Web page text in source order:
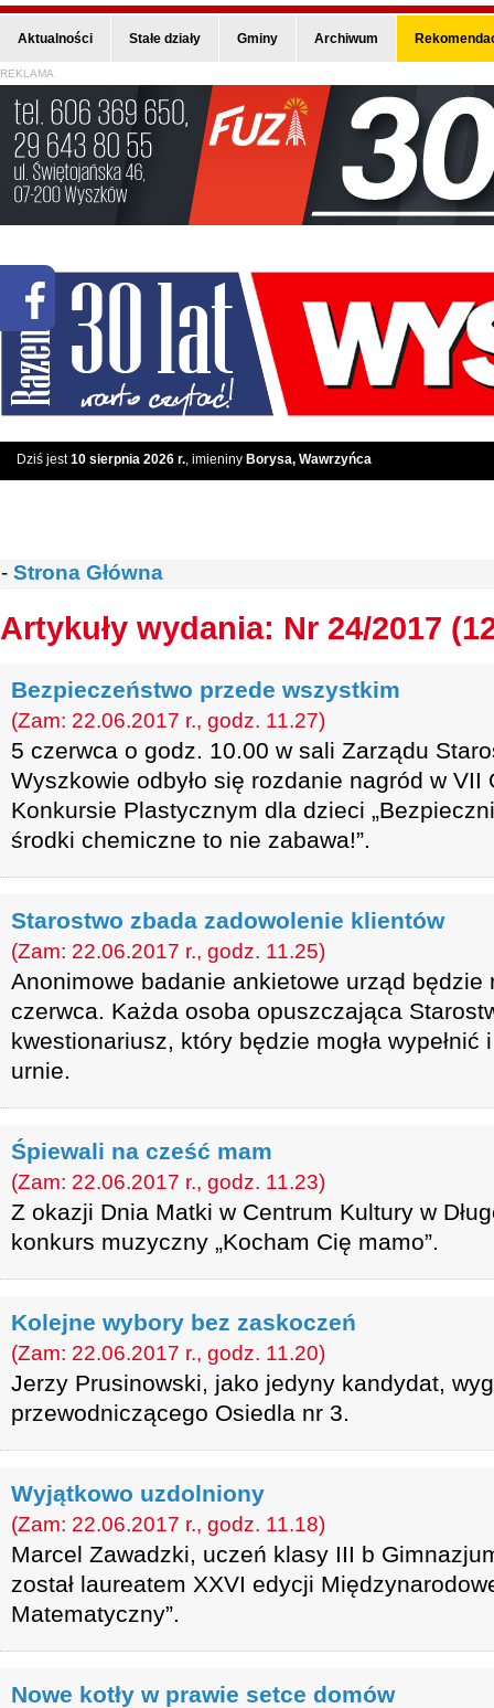
Aktualności Stałe działy Gminy Archiwum
REKLAMA
Dziś jest10 sierpnia 2026 r., imieniny Borysa, Wawrzyńca
- Strona Główna
Artykuły wydania: Nr 24/2017
Bezpieczeństwo przede wszystkim
(Zam: 22.06.2017 r., godz. 11.27)
5 czerwca o godz. 10.00 w sali Zarządu
Wyszkowie odbyło się rozdanie nagród w VII
Konkursie Plastycznym dla dzieci
środki chemiczne to nie zabawa!”.
Starostwo zbada zadowolenie klientów
(Zam: 22.06.2017 r., godz. 11.25)
Anonimowe badanie ankietowe urząd będzie
czerwca. Każda osoba opuszczająca
kwestionariusz, który będzie mogła wypełnić
urnie.
Śpiewali na cześć mam
(Zam: 22.06.2017 r., godz. 11.23)
Z okazji Dnia Matki w Centrum Kultury w
konkurs muzyczny „Kocham Cię mamo”.
Kolejne wybory bez zaskoczeń
(Zam: 22.06.2017 r., godz. 11.20)
Jerzy Prusinowski, jako jedyny kandydat,
przewodniczącego Osiedla nr 3.
Wyjątkowo uzdolniony
(Zam: 22.06.2017 r., godz. 11.18)
Marcel Zawadzki, uczeń klasy III b
został laureatem XXVI edycji
Matematyczny”.
Nowe kotły w prawie setce domów